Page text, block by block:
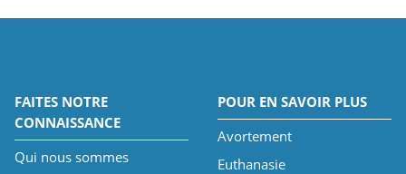
FAITES NOTRE
CONNAISSANCE
Qui nous sommes
POUR EN SAVOIR PLUS
Avortement
Euthanasie